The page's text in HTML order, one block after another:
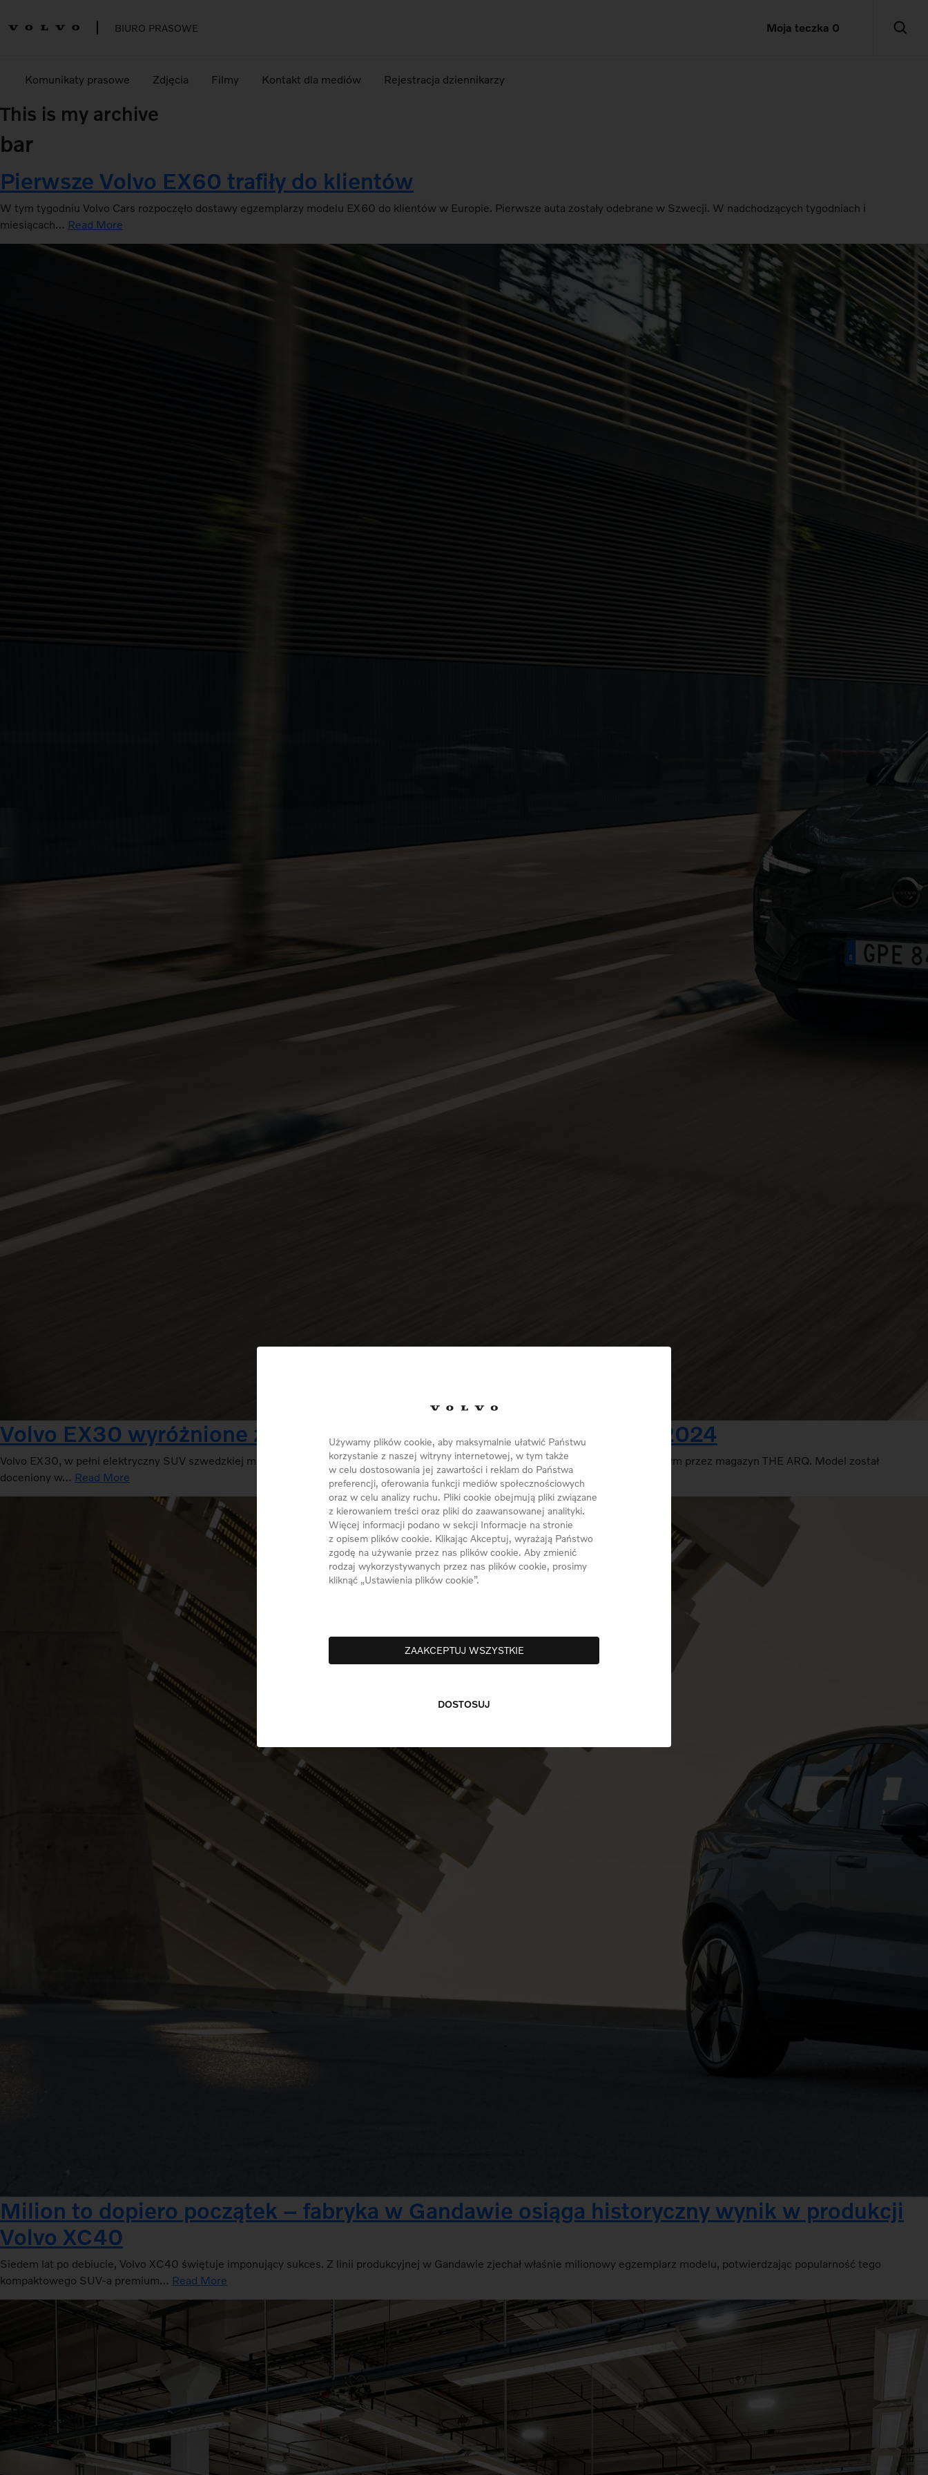
Używamy plików cookie, aby maksymalnie ułatwić Państwu
korzystanie z naszej witryny internetowej, w tym także
w celu dostosowania jej zawartości i reklam do Państwa
preferencji, oferowania funkcji mediów społecznościowych
oraz w celu analizy ruchu. Pliki cookie obejmują pliki związane
z kierowaniem treści oraz pliki do zaawansowanej analityki.
Więcej informacji podano w sekcji Informacje na stronie
z opisem plików cookie. Klikając Akceptuj, wyrażają Państwo
zgodę na używanie przez nas plików cookie. Aby zmienić
rodzaj wykorzystywanych przez nas plików cookie, prosimy
kliknąć „Ustawienia plików cookie”.
ZAAKCEPTUJ WSZYSTKIE
DOSTOSUJ
BIURO PRASOWE Moja teczka 0
Komunikaty prasowe Zdjęcia Filmy Kontakt dla mediów Rejestracja dziennikarzy
This is my archive
bar
Pierwsze Volvo EX60 trafiły do klientów
W tym tygodniu Volvo Cars rozpoczęło dostawy egzemplarzy modelu EX60 do klientów w Europie. Pierwsze auta zostały odebrane w Szwecji. W nadchodzących tygodniach i
miesiącach… Read More
Volvo EX30 wyróżnione za design w konkursie ICON AWARDS 2024
Volvo EX30, w pełni elektryczny SUV szwedzkiej marki, zdobył nagrodę w prestiżowym konkursie ICON AWARDS 2024, organizowanym przez magazyn THE ARQ. Model został
doceniony w… Read More
Milion to dopiero początek – fabryka w Gandawie osiąga historyczny wynik w produkcji
Volvo XC40
Siedem lat po debiucie, Volvo XC40 świętuje imponujący sukces. Z linii produkcyjnej w Gandawie zjechał właśnie milionowy egzemplarz modelu, potwierdzając popularność tego
kompaktowego SUV-a premium… Read More